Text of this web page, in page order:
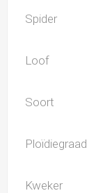
Spider
Loof
Soort
Ploïdiegraad
Kweker